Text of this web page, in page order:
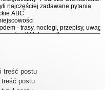
i treść postu
treść postu